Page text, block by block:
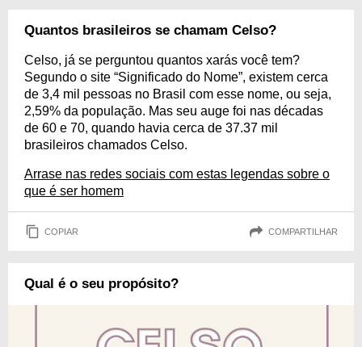
Quantos brasileiros se chamam Celso?
Celso, já se perguntou quantos xarás você tem?
Segundo o site “Significado do Nome”, existem cerca
de 3,4 mil pessoas no Brasil com esse nome, ou seja,
2,59% da população. Mas seu auge foi nas décadas
de 60 e 70, quando havia cerca de 37.37 mil
brasileiros chamados Celso.
Arrase nas redes sociais com estas legendas sobre o
que é ser homem
COPIAR COMPARTILHAR
Qual é o seu propósito?